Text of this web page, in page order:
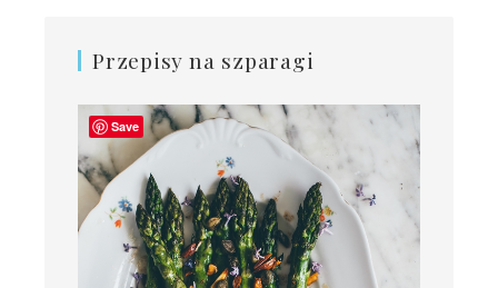
Przepisy na szparagi
Save